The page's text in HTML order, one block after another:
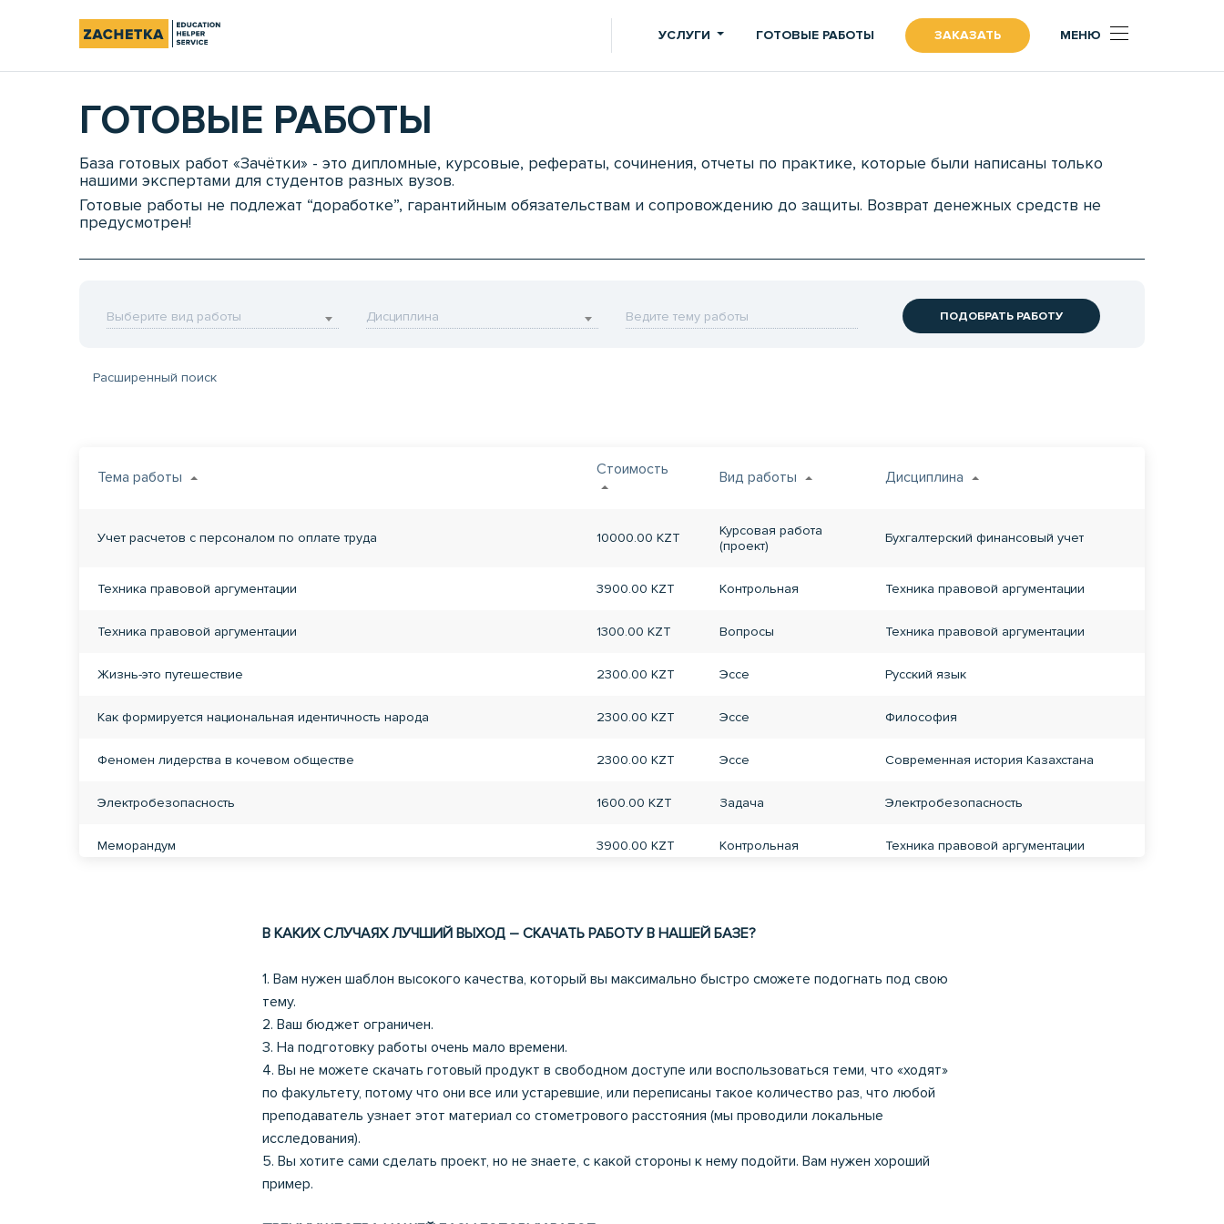
УСЛУГИ ГОТОВЫЕ РАБОТЫ ЗАКАЗАТЬ МЕНЮ
ГОТОВЫЕ РАБОТЫ
База готовых работ «Зачётки» - это дипломные, курсовые, рефераты, сочинения, отчеты по практике, которые были написаны только
нашими экспертами для студентов разных вузов.
Готовые работы не подлежат “доработке”, гарантийным обязательствам и сопровождению до защиты. Возврат денежных средств не
предусмотрен!
Выберите вид работы Дисциплина ПОДОБРАТЬ РАБОТУ
Расширенный поиск
Тема работы Стоимость Вид работы Дисциплина
Учет расчетов с персоналом по оплате труда 10000.00 KZT
Курсовая работа
(проект)
Бухгалтерский финансовый учет
Техника правовой аргументации 3900.00 KZT Контрольная Техника правовой аргументации
Техника правовой аргументации 1300.00 KZT Вопросы Техника правовой аргументации
Жизнь-это путешествие 2300.00 KZT Эссе Русский язык
Как формируется национальная идентичность народа 2300.00 KZT Эссе Философия
Феномен лидерства в кочевом обществе 2300.00 KZT Эссе Современная история Казахстана
Электробезопасность 1600.00 KZT Задача Электробезопасность
Меморандум 3900.00 KZT Контрольная Техника правовой аргументации
Роль и служба категорий мировоззрения (честь, чувство долга,
искренность, добро, зло, честность) казахской философии в процессе
создания национального идентичности
Как формируется национальная идентичность народа
10000.00 KZT
(проект)
гражданских зданий
В КАКИХ СЛУЧАЯХ ЛУЧШИЙ ВЫХОД – СКАЧАТЬ РАБОТУ В НАШЕЙ БАЗЕ?
1. Вам нужен шаблон высокого качества, который вы максимально быстро сможете подогнать под свою
тему.
2. Ваш бюджет ограничен.
3. На подготовку работы очень мало времени.
4. Вы не можете скачать готовый продукт в свободном доступе или воспользоваться теми, что «ходят»
по факультету, потому что они все или устаревшие, или переписаны такое количество раз, что любой
преподаватель узнает этот материал со стометрового расстояния (мы проводили локальные
исследования).
5. Вы хотите сами сделать проект, но не знаете, с какой стороны к нему подойти. Вам нужен хороший
пример.